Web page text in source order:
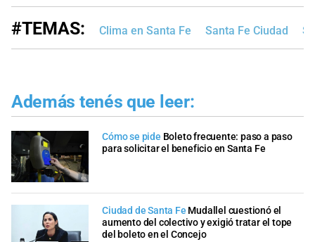
#TEMAS: Clima en Santa Fe Santa Fe Ciudad
Además tenés que leer:
Cómo se pide Boleto frecuente: paso a paso
para solicitar el beneficio en Santa Fe
Ciudad de Santa Fe Mudallel cuestionó el
aumento del colectivo y exigió tratar el tope
del boleto en el Concejo